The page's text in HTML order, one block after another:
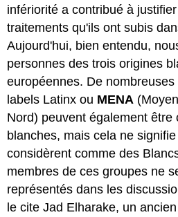
infériorité a contribué à
traitements qu'ils ont subis
Aujourd'hui, bien entendu,
personnes des trois origines
européennes. De
labels Latinx ou MENA
Nord) peuvent également être
blanches, mais cela ne
considèrent comme des
membres de ces groupes ne
représentés dans les
le cite Jad Elharake, un